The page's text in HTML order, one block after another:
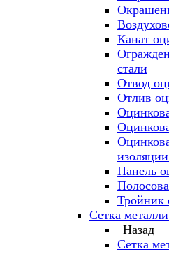
Канат
стали
Отвод
Отлив
Панель
Тройник
Сетка
Назад
Сетка